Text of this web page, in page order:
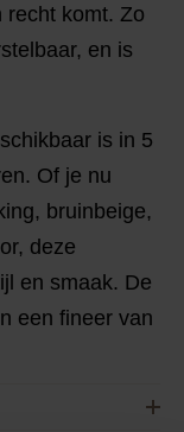
recht komt. Zo
en is
is in 5
Of je nu
bruinbeige,
deze
en smaak. De
een fineer van